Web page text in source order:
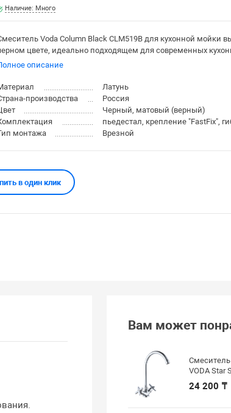
Наличие: Много
Voda Column Black CLM519B для кухонной мойки
цвете, идеально подходящем для современных
описание
Латунь
производства
Россия
Черный, матовый (верный)
пьедестал, крепление "FastFix",
монтажа
Врезной
в один клик
Вам может
VODA Star
24 200 ₸